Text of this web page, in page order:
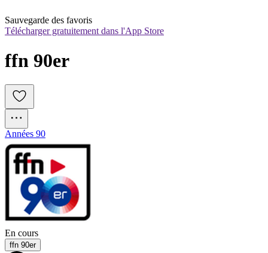
Sauvegarde des favoris
Télécharger gratuitement dans l'App Store
ffn 90er
Années 90
En cours
ffn 90er